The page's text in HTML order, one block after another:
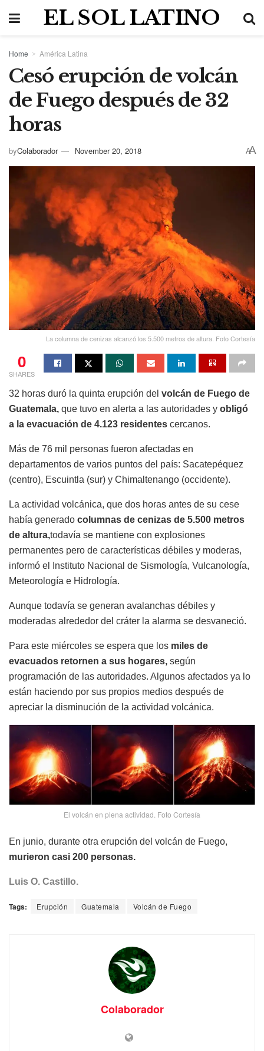
EL SOL LATINO
Home América Latina
Cesó erupción de volcán
de Fuego después de 32
horas
byColaborador November 20, 2018 AA
La columna de cenizas alcanzó los 5.500 metros de altura. Foto Cortesía
0
SHARES
32 horas duró la quinta erupción del volcán de Fuego de
Guatemala, que tuvo en alerta a las autoridades y obligó
a la evacuación de 4.123 residentes cercanos.
Más de 76 mil personas fueron afectadas en
departamentos de varios puntos del país: Sacatepéquez
(centro), Escuintla (sur) y Chimaltenango (occidente).
La actividad volcánica, que dos horas antes de su cese
había generado columnas de cenizas de 5.500 metros
de altura,todavía se mantiene con explosiones
permanentes pero de características débiles y moderas,
informó el Instituto Nacional de Sismología, Vulcanología,
Meteorología e Hidrología.
Aunque todavía se generan avalanchas débiles y
moderadas alrededor del cráter la alarma se desvaneció.
Para este miércoles se espera que los miles de
evacuados retornen a sus hogares, según
programación de las autoridades. Algunos afectados ya lo
están haciendo por sus propios medios después de
apreciar la disminución de la actividad volcánica.
El volcán en plena actividad. Foto Cortesía
En junio, durante otra erupción del volcán de Fuego,
murieron casi 200 personas.
Luis O. Castillo.
Tags: Erupción Guatemala Volcán de Fuego
Colaborador